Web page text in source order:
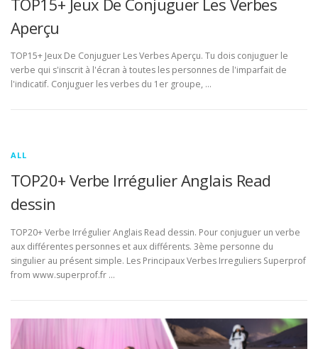
TOP15+ Jeux De Conjuguer Les Verbes
Aperçu
TOP15+ Jeux De Conjuguer Les Verbes Aperçu. Tu dois conjuguer le
verbe qui s'inscrit à l'écran à toutes les personnes de l'imparfait de
l'indicatif. Conjuguer les verbes du 1er groupe, …
ALL
TOP20+ Verbe Irrégulier Anglais Read
dessin
TOP20+ Verbe Irrégulier Anglais Read dessin. Pour conjuguer un verbe
aux différentes personnes et aux différents. 3ème personne du
singulier au présent simple. Les Principaux Verbes Irreguliers Superprof
from www.superprof.fr …